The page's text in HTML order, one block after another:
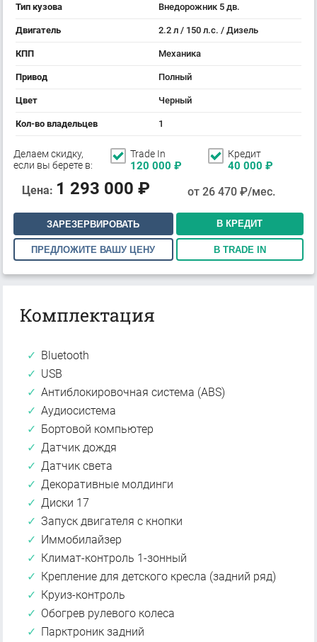
Тип кузова Внедорожник 5 дв.
Двигатель 2.2 л / 150 л.с. / Дизель
КПП Механика
Привод Полный
Цвет Черный
Кол-во владельцев 1
Делаем скидку,
если вы берете в:
Trade In
120 000 ₽
Кредит
40 000 ₽
Цена: 1 293 000 ₽ от 26 470₽/мес.
ЗАРЕЗЕРВИРОВАТЬ В КРЕДИТ
ПРЕДЛОЖИТЕ ВАШУ ЦЕНУ В TRADE IN
Комплектация
Bluetooth
USB
Антиблокировочная система (ABS)
Аудиосистема
Бортовой компьютер
Датчик дождя
Датчик света
Декоративные молдинги
Диски 17
Запуск двигателя с кнопки
Иммобилайзер
Климат-контроль 1-зонный
Крепление для детского кресла (задний ряд)
Круиз-контроль
Обогрев рулевого колеса
Парктроник задний